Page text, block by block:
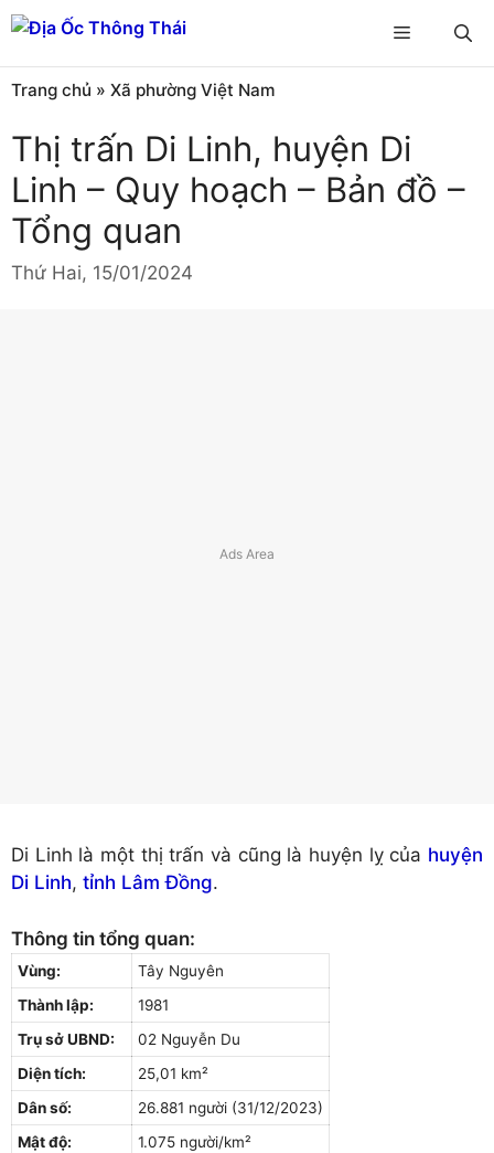
Chuyển
đến
nội
dung
Menu
Trang chủ » Xã phường Việt Nam
Thị trấn Di Linh, huyện Di
Linh – Quy hoạch – Bản đồ –
Tổng quan
Thứ Hai, 15/01/2024
Di Linh là một thị trấn và cũng là huyện lỵ của huyện
Di Linh, tỉnh Lâm Đồng.
Thông tin tổng quan:
Vùng:
Tây Nguyên
Thành lập:
1981
Trụ sở UBND:
02 Nguyễn Du
Diện tích:
25,01 km²
Dân số:
26.881 người (31/12/2023)
Mật độ:
1.075 người/km²